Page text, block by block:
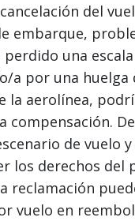
del
embarque,
perdido una
a por una huelga
la aerolínea,
compensación.
de vuelo
los derechos del
reclamación
vuelo en